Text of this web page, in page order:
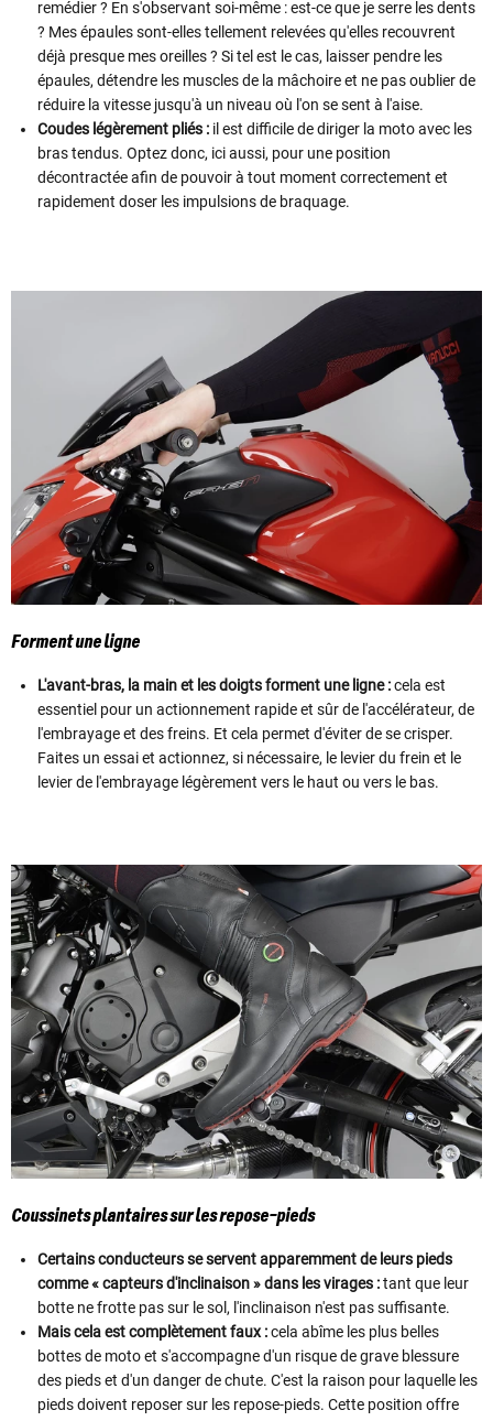
remédier ? En s'observant soi-même : est-ce que je serre les dents
? Mes épaules sont-elles tellement relevées qu'elles recouvrent
déjà presque mes oreilles ? Si tel est le cas, laisser pendre les
épaules, détendre les muscles de la mâchoire et ne pas oublier de
réduire la vitesse jusqu'à un niveau où l'on se sent à l'aise.
Coudes légèrement pliés : il est difficile de diriger la moto avec les
bras tendus. Optez donc, ici aussi, pour une position
décontractée afin de pouvoir à tout moment correctement et
rapidement doser les impulsions de braquage.
Forment une ligne
L'avant-bras, la main et les doigts forment une ligne :cela est
essentiel pour un actionnement rapide et sûr de l'accélérateur, de
l'embrayage et des freins. Et cela permet d'éviter de se crisper.
Faites un essai et actionnez, si nécessaire, le levier du frein et le
levier de l'embrayage légèrement vers le haut ou vers le bas.
Coussinets plantaires sur les repose-pieds
Certains conducteurs se servent apparemment de leurs pieds
comme « capteurs d'inclinaison » dans les virages :tant que leur
botte ne frotte pas sur le sol, l'inclinaison n'est pas suffisante.
Mais cela est complètement faux :cela abîme les plus belles
bottes de moto et s'accompagne d'un risque de grave blessure
des pieds et d'un danger de chute. C'est la raison pour laquelle les
pieds doivent reposer sur les repose-pieds. Cette position offre